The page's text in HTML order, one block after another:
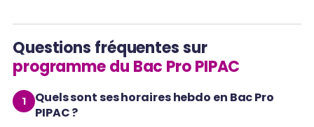
Questions fréquentes sur
programme du Bac Pro PIPAC
Quels sont ses horaires hebdo en Bac Pro
PIPAC ?